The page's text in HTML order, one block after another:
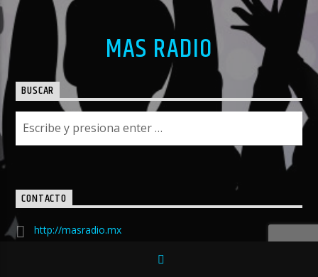
MAS RADIO
BUSCAR
CONTACTO
http://masradio.mx